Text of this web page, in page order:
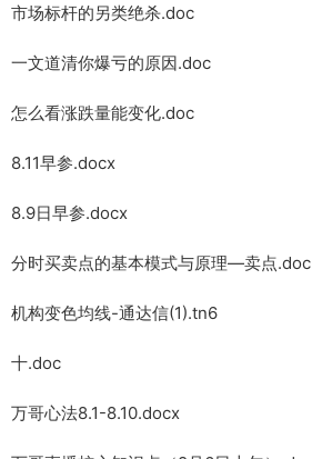
市场标杆的另类绝杀.doc
一文道清你爆亏的原因.doc
怎么看涨跌量能变化.doc
8.11早参.docx
8.9日早参.docx
分时买卖点的基本模式与原理—卖点.doc
机构变色均线-通达信(1).tn6
十.doc
万哥心法8.1-8.10.docx